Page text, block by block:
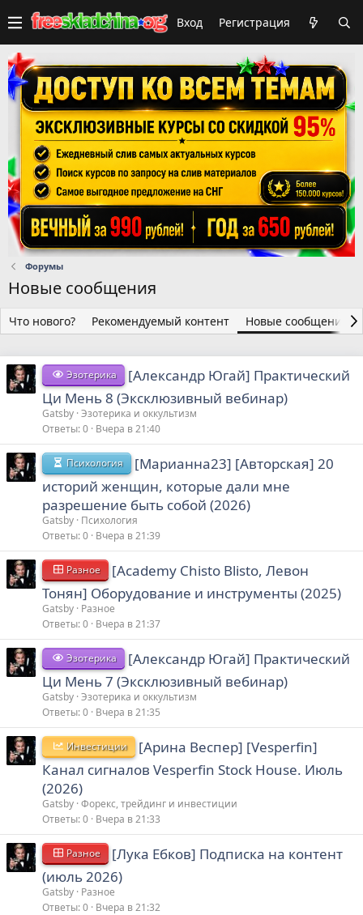
Вход Регистрация
Форумы
Новые сообщения
Что нового? Рекомендуемый контент Новые сообщения
Эзотерика
[Александр Югай] Практический
Ци Мень 8 (Эксклюзивный вебинар)
Gatsby Эзотерика и оккультизм
Ответы 0 Вчера в 21:40
Психология
[Марианна23] [Авторская] 20
историй женщин, которые дали мне
разрешение быть собой (2026)
Gatsby Психология
Ответы 0 Вчера в 21:39
Разное
[Academy Chisto Blisto, Левон
Тонян] Оборудование и инструменты (2025)
Gatsby Разное
Ответы 0 Вчера в 21:37
Эзотерика
[Александр Югай] Практический
Ци Мень 7 (Эксклюзивный вебинар)
Gatsby Эзотерика и оккультизм
Ответы 0 Вчера в 21:35
Инвестиции
[Арина Веспер] [Vesperfin]
Канал сигналов Vesperfin Stock House. Июль
(2026)
Gatsby Форекс, трейдинг и инвестиции
Ответы 0 Вчера в 21:33
Разное
[Лука Ебков] Подписка на контент
(июль 2026)
Gatsby Разное
Ответы 0 Вчера в 21:32